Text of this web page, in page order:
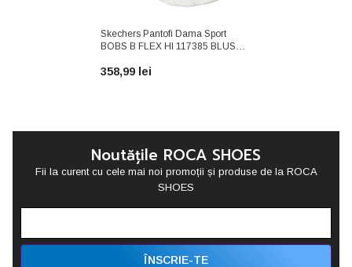
Skechers Pantofi Dama Sport
BOBS B FLEX HI 117385 BLUSH
358,99 lei
Noutățile ROCA SHOES
Fii la curent cu cele mai noi promoții și produse de la ROCA
SHOES
ÎNSCRIE-TE